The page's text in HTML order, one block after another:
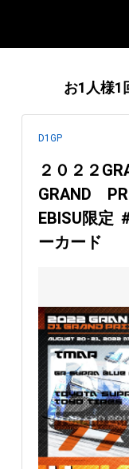
お1人様1
D1GP
２０２２
GRAND
EBISU限定
ーカード